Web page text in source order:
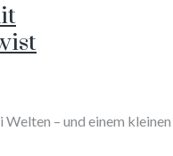
– und einem kleinen